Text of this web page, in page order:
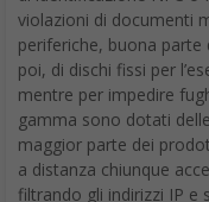
violazioni di documenti
periferiche, buona
poi, di dischi fissi per
mentre per impedire
gamma sono dotati
maggior parte dei
a distanza chiunque
filtrando gli indirizzi IP